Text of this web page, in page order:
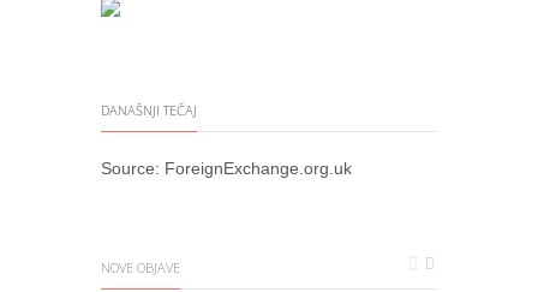
DANAŠNJI TEČAJ
Source: ForeignExchange.org.uk
NOVE OBJAVE